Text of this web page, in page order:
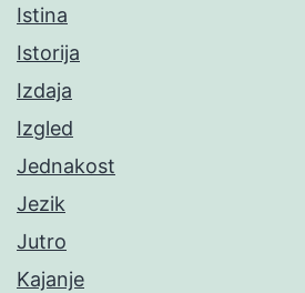
Istina
Istorija
Izdaja
Izgled
Jednakost
Jezik
Jutro
Kajanje